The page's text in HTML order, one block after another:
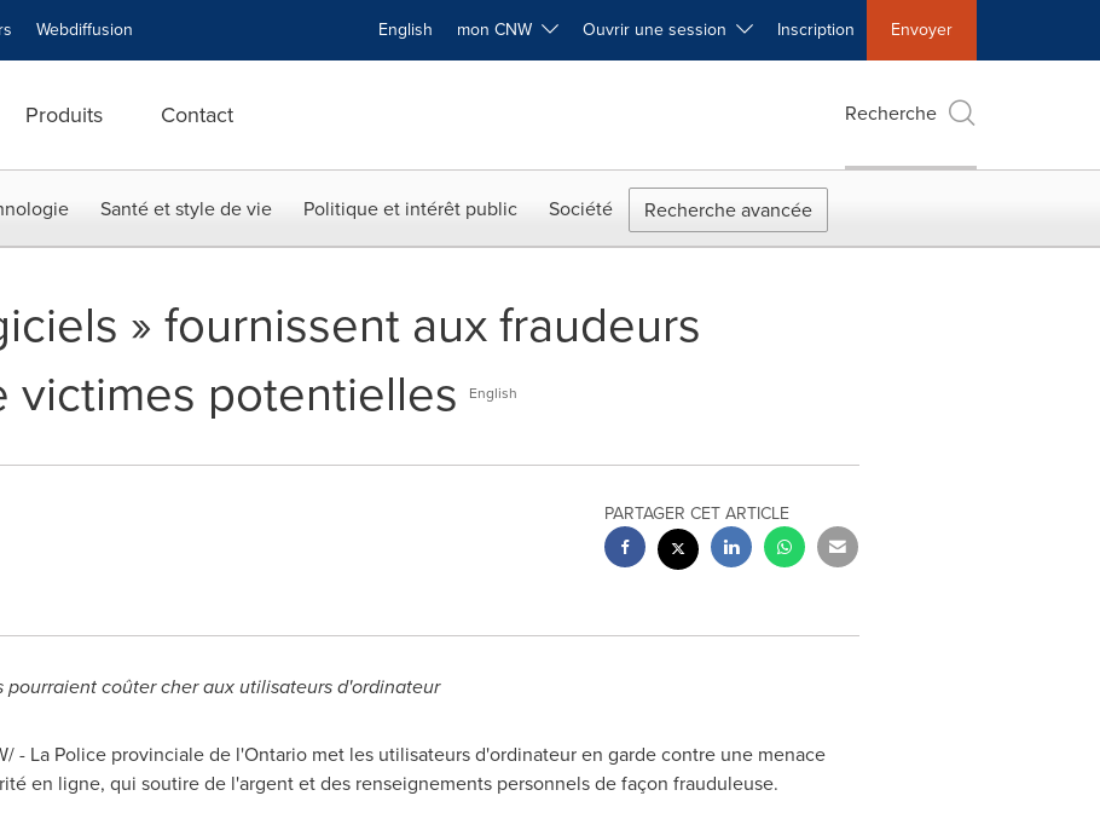
Webdiffusion English mon CNW Ouvrir une session Inscription Envoyer
Produits Contact Recherche
Santé et style de vie Politique et intérêt public Société Recherche avancée
» fournissent aux fraudeurs
victimes potentielles
English
PARTAGER CET ARTICLE
coûter cher aux utilisateurs d'ordinateur
- La Police provinciale de l'Ontario met les utilisateurs d'ordinateur en garde contre une menace
en ligne, qui soutire de l'argent et des renseignements personnels de façon frauduleuse.